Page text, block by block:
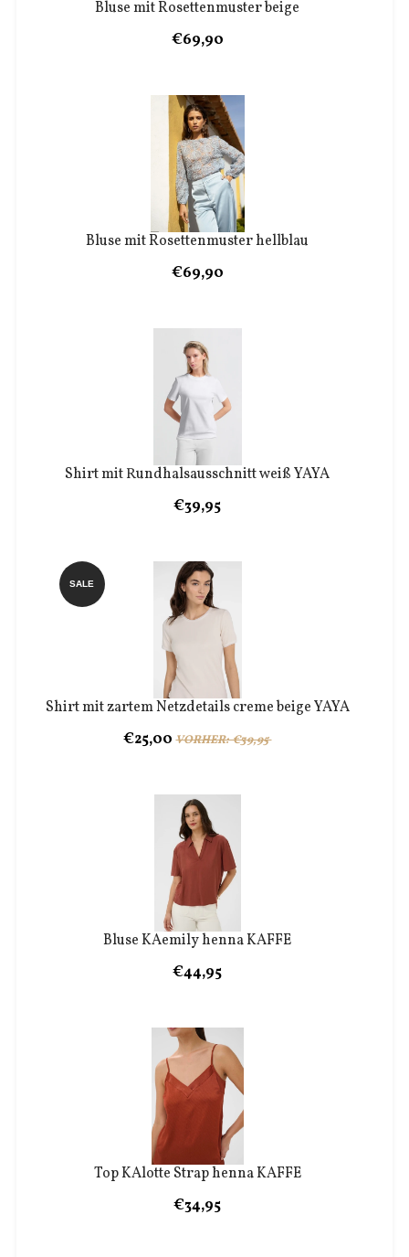
Bluse mit Rosettenmuster beige
€69,90
Bluse mit Rosettenmuster hellblau
€69,90
Shirt mit Rundhalsausschnitt weiß YAYA
€39,95
Shirt mit zartem Netzdetails creme beige YAYA
SALE
€25,00 VORHER: €39,95
Bluse KAemily henna KAFFE
€44,95
Top KAlotte Strap henna KAFFE
€34,95